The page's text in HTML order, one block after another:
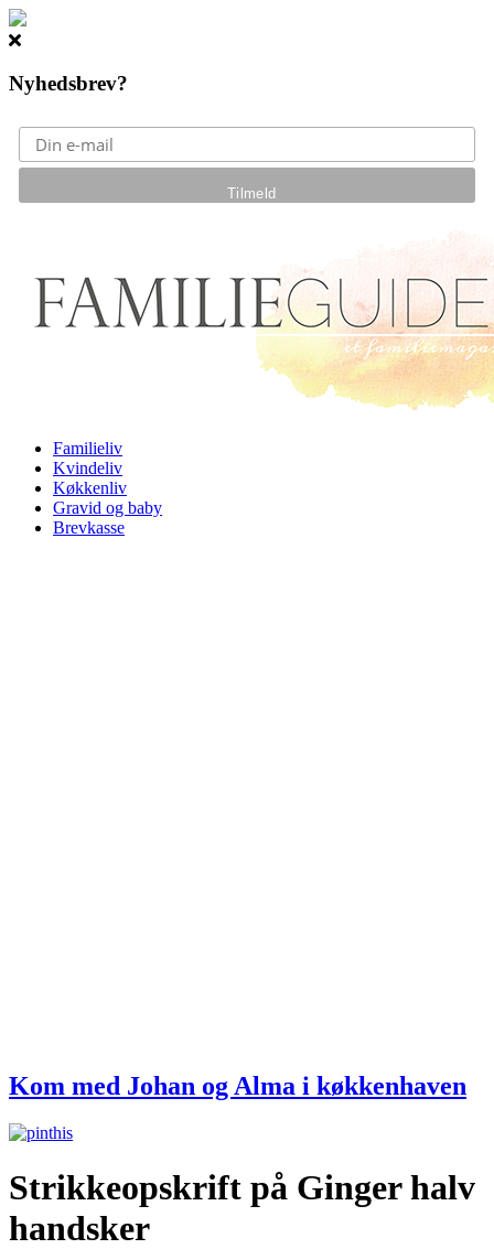
Nyhedsbrev?
Familieliv
Kvindeliv
Køkkenliv
Gravid og baby
Brevkasse
Kom med Johan og Alma i køkkenhaven
Strikkeopskrift på Ginger halv
handsker